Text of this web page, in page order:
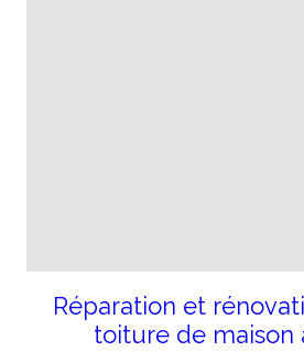
Réparation et
toiture de maison